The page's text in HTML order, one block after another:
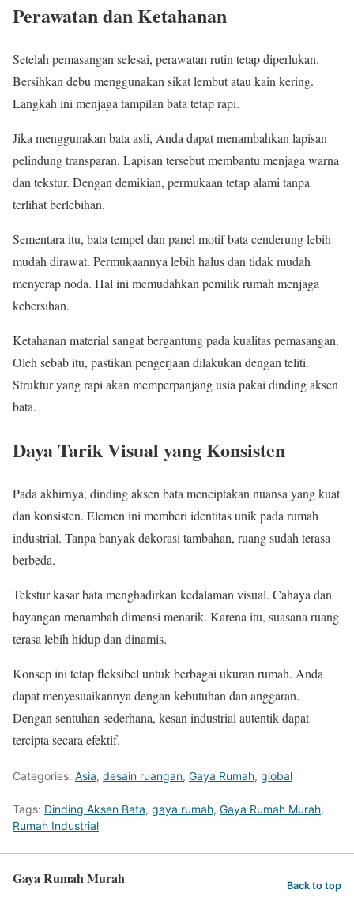
Perawatan dan Ketahanan
Setelah pemasangan selesai, perawatan rutin tetap diperlukan.
Bersihkan debu menggunakan sikat lembut atau kain kering.
Langkah ini menjaga tampilan bata tetap rapi.
Jika menggunakan bata asli, Anda dapat menambahkan lapisan
pelindung transparan. Lapisan tersebut membantu menjaga warna
dan tekstur. Dengan demikian, permukaan tetap alami tanpa
terlihat berlebihan.
Sementara itu, bata tempel dan panel motif bata cenderung lebih
mudah dirawat. Permukaannya lebih halus dan tidak mudah
menyerap noda. Hal ini memudahkan pemilik rumah menjaga
kebersihan.
Ketahanan material sangat bergantung pada kualitas pemasangan.
Oleh sebab itu, pastikan pengerjaan dilakukan dengan teliti.
Struktur yang rapi akan memperpanjang usia pakai dinding aksen
bata.
Daya Tarik Visual yang Konsisten
Pada akhirnya, dinding aksen bata menciptakan nuansa yang kuat
dan konsisten. Elemen ini memberi identitas unik pada rumah
industrial. Tanpa banyak dekorasi tambahan, ruang sudah terasa
berbeda.
Tekstur kasar bata menghadirkan kedalaman visual. Cahaya dan
bayangan menambah dimensi menarik. Karena itu, suasana ruang
terasa lebih hidup dan dinamis.
Konsep ini tetap fleksibel untuk berbagai ukuran rumah. Anda
dapat menyesuaikannya dengan kebutuhan dan anggaran.
Dengan sentuhan sederhana, kesan industrial autentik dapat
tercipta secara efektif.
Categories: Asia, desain ruangan, Gaya Rumah, global
Tags: Dinding Aksen Bata, gaya rumah, Gaya Rumah Murah,
Rumah Industrial
Gaya Rumah Murah Back to top